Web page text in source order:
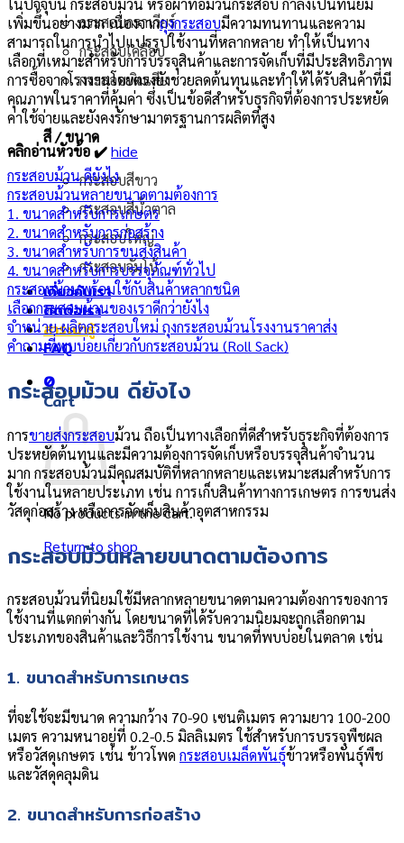
กระสอบกราเวียร์
กระสอบเคลือบ
กระสอบพิมเสีย
สี / ขนาด
กระสอบสีขาว
กระสอบสีน้ำตาล
กระสอบใหญ่
กระสอบจัมโบ้
เกี่ยวกับเรา
ติดต่อเรา
สาระน่ารู้
FAQ
0
Cart
No products in the cart.
Return to shop
ในปัจจุบัน กระสอบม้วน หรือผ้าทอม้วนกระสอบ กำลังเป็นที่นิยม
เพิ่มขึ้นอย่างมาก เนื่องจากถุงกระสอบมีความทนทานและความ
สามารถในการนำไปแปรรูปใช้งานที่หลากหลาย ทำให้เป็นทาง
เลือกที่เหมาะสำหรับการบรรจุสินค้าและการจัดเก็บที่มีประสิทธิภาพ
การซื้อจากโรงงานโดยตรงยังช่วยลดต้นทุนและทำให้ได้รับสินค้าที่มี
คุณภาพในราคาที่คุ้มค่า ซึ่งเป็นข้อดีสำหรับธุรกิจที่ต้องการประหยัด
ค่าใช้จ่ายและยังคงรักษามาตรฐานการผลิตที่สูง
คลิกอ่านหัวข้อ ✔️hide
กระสอบม้วน ดียังไง
กระสอบม้วนหลายขนาดตามต้องการ
1. ขนาดสำหรับการเกษตร
2. ขนาดสำหรับการก่อสร้าง
3. ขนาดสำหรับการขนส่งสินค้า
4. ขนาดสำหรับการบรรจุภัณฑ์ทั่วไป
กระสอบม้วนพร้อมใช้กับสินค้าหลากชนิด
เลือกกระสอบม้วนของเราดีกว่ายังไง
จำหน่าย-ผลิตกระสอบใหม่ ถุงกระสอบม้วนโรงงานราคาส่ง
คำถามที่พบบ่อยเกี่ยวกับกระสอบม้วน (Roll Sack)
กระสอบม้วน ดียังไง
การขายส่งกระสอบม้วน ถือเป็นทางเลือกที่ดีสำหรับธุระกิจที่ต้องการ
ประหยัดต้นทุนและมีความต้องการจัดเก็บหรือบรรจุสินค้าจำนวน
มาก กระสอบม้วนมีคุณสมบัติที่หลากหลายและเหมาะสมสำหรับการ
ใช้งานในหลายประเภท เช่น การเก็บสินค้าทางการเกษตร การขนส่ง
วัสดุก่อสร้าง หรือการจัดเก็บสินค้าอุตสาหกรรม
กระสอบม้วนหลายขนาดตามต้องการ
กระสอบม้วนที่นิยมใช้มีหลากหลายขนาดตามความต้องการของการ
ใช้งานที่แตกต่างกัน โดยขนาดที่ได้รับความนิยมจะถูกเลือกตาม
ประเภทของสินค้าและวิธีการใช้งาน ขนาดที่พบบ่อยในตลาด เช่น
1. ขนาดสำหรับการเกษตร
ที่จะใช้จะมีขนาด ความกว้าง 70-90 เซนติเมตร ความยาว 100-200
เมตร ความหนาอยู่ที่ 0.2-0.5 มิลลิเมตร ใช้สำหรับการบรรจุพืชผล
หรือวัสดุเกษตร เช่น ข้าวโพด กระสอบเมล็ดพันธุ์ข้าวหรือพันธุ์พืช
และวัสดุคลุมดิน
2. ขนาดสำหรับการก่อสร้าง